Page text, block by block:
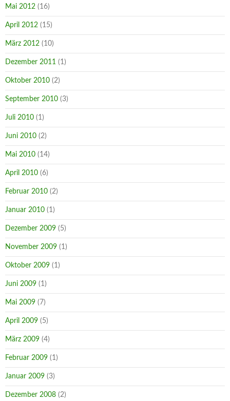
Mai 2012 (16)
April 2012 (15)
März 2012 (10)
Dezember 2011 (1)
Oktober 2010 (2)
September 2010 (3)
Juli 2010 (1)
Juni 2010 (2)
Mai 2010 (14)
April 2010 (6)
Februar 2010 (2)
Januar 2010 (1)
Dezember 2009 (5)
November 2009 (1)
Oktober 2009 (1)
Juni 2009 (1)
Mai 2009 (7)
April 2009 (5)
März 2009 (4)
Februar 2009 (1)
Januar 2009 (3)
Dezember 2008 (2)